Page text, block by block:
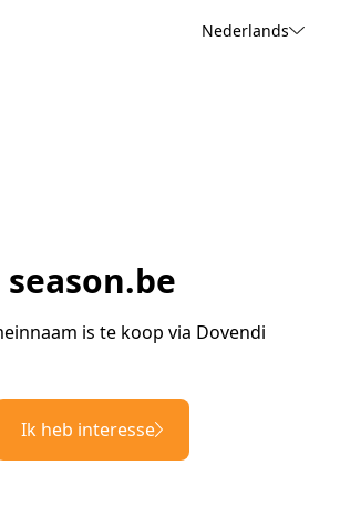
Nederlands
season.be
is te koop via Dovendi
Ik heb interesse